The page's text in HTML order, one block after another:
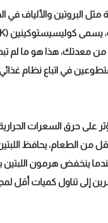
البروتين والألياف في
يسمى كوليسيستوكينين (CCK)
معدتك، هذا هو ما لم
في اتباع نظام
حرق السعرات
الطعام، يحافظ اللبتين
ينخفض ​​هرمون اللبتين
إلى تناول كميات أقل